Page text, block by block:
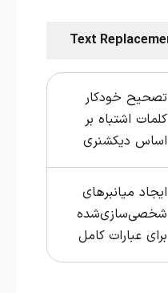
تصحیح خودکار
کلمات اشتباه بر
اساس دیکشنری
ایجاد میانبرهای
شخصی‌سازی‌شده
برای عبارات کامل